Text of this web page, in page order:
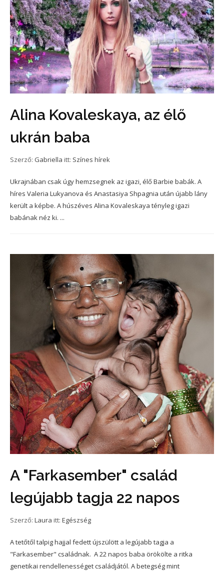
Alina Kovaleskaya, az élő
ukrán baba
Szerző: Gabriella itt: Színes hírek
Ukrajnában csak úgy hemzsegnek az igazi, élő Barbie babák. A
híres Valeria Lukyanova és Anastasiya Shpagnia után újabb lány
került a képbe. A húszéves Alina Kovaleskaya tényleg igazi
babának néz ki. ...
A "Farkasember" család
legújabb tagja 22 napos
Szerző: Laura itt: Egészség
A tetőtől talpig hajjal fedett újszülött a legújabb tagja a
"Farkasember" családnak. A 22 napos baba örökölte a ritka
genetikai rendellenességet családjától. A betegség mint